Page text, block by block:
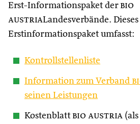
Erst-Informationspaket der bio
austriaLandesverbände. Dieses
Erstinformationspaket umfasst:
Kontrollstellenliste
Information zum Verband
seinen Leistungen
Kostenblatt bio austria